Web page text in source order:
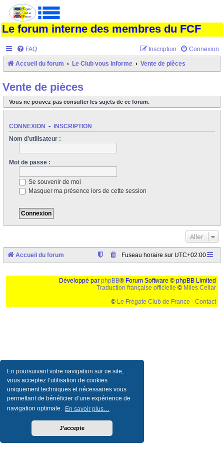
En poursuivant votre navigation sur ce site,
vous acceptez l’utilisation de cookies
uniquement techniques et nécessaires vous
permettant de bénéficier d’une expérience de
navigation optimale. En savoir plus…
J’accepte
Le forum interne des membres du FCF
FAQ Connexion
Inscription
Accueil du forum Le Club vous informe Vente de pièces
Vente de pièces
Vous ne pouvez pas consulter les sujets de ce forum.
CONNEXION • INSCRIPTION
Nom d’utilisateur :
Mot de passe :
Se souvenir de moi
Masquer ma présence lors de cette session
Aller
Accueil du forum Fuseau horaire sur UTC+02:00
Développé par phpBB® Forum Software © phpBB Limited
Traduction française officielle © Miles Cellar
© Le Frégate Club de France - Contact